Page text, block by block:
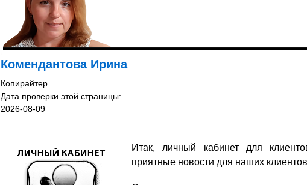
Комендантова Ирина
Копирайтер
Дата проверки этой страницы:
2026-08-09
Итак, личный кабинет для
приятные новости для наших